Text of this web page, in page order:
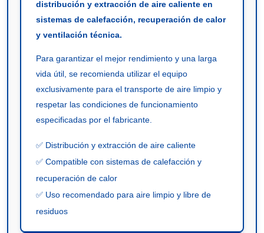
distribución y extracción de aire caliente en
sistemas de calefacción, recuperación de calor
y ventilación técnica.
Para garantizar el mejor rendimiento y una larga
vida útil, se recomienda utilizar el equipo
exclusivamente para el transporte de aire limpio y
respetar las condiciones de funcionamiento
especificadas por el fabricante.
✅ Distribución y extracción de aire caliente
✅ Compatible con sistemas de calefacción y
recuperación de calor
✅ Uso recomendado para aire limpio y libre de
residuos